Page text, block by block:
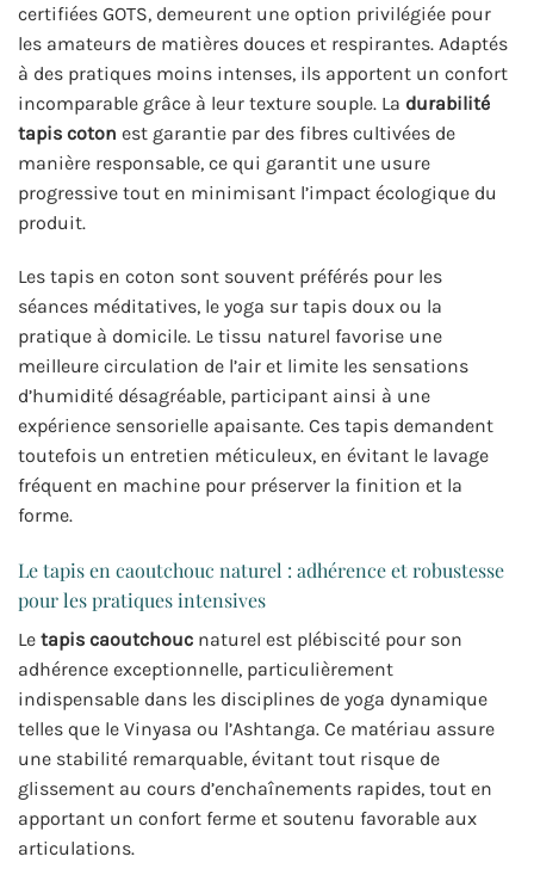
certifiées GOTS, demeurent une option privilégiée pour
les amateurs de matières douces et respirantes. Adaptés
à des pratiques moins intenses, ils apportent un confort
incomparable grâce à leur texture souple. La durabilité
tapis coton est garantie par des fibres cultivées de
manière responsable, ce qui garantit une usure
progressive tout en minimisant l’impact écologique du
produit.
Les tapis en coton sont souvent préférés pour les
séances méditatives, le yoga sur tapis doux ou la
pratique à domicile. Le tissu naturel favorise une
meilleure circulation de l’air et limite les sensations
d’humidité désagréable, participant ainsi à une
expérience sensorielle apaisante. Ces tapis demandent
toutefois un entretien méticuleux, en évitant le lavage
fréquent en machine pour préserver la finition et la
forme.
Le tapis en caoutchouc naturel : adhérence et robustesse
pour les pratiques intensives
Le tapis caoutchouc naturel est plébiscité pour son
adhérence exceptionnelle, particulièrement
indispensable dans les disciplines de yoga dynamique
telles que le Vinyasa ou l’Ashtanga. Ce matériau assure
une stabilité remarquable, évitant tout risque de
glissement au cours d’enchaînements rapides, tout en
apportant un confort ferme et soutenu favorable aux
articulations.